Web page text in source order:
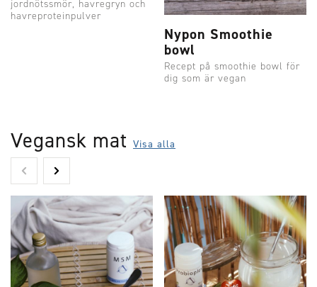
jordnötssmör, havregryn och
havreproteinpulver
Nypon Smoothie
bowl
Recept på smoothie bowl för
dig som är vegan
Vegansk mat Visa alla